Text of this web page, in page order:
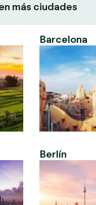
más ciudades
Barcelona
Berlín